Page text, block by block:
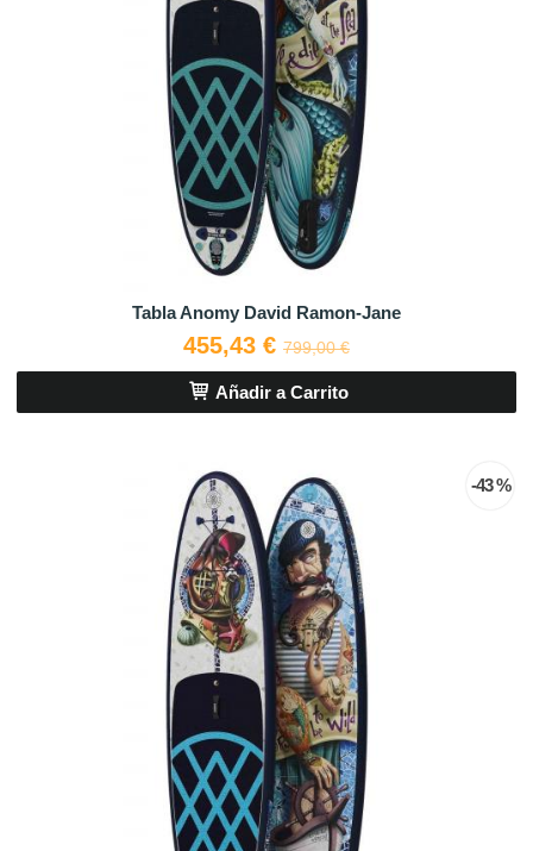
Tabla Anomy David Ramon-Jane
455,43 € 799,00 €
Añadir a Carrito
-43 %